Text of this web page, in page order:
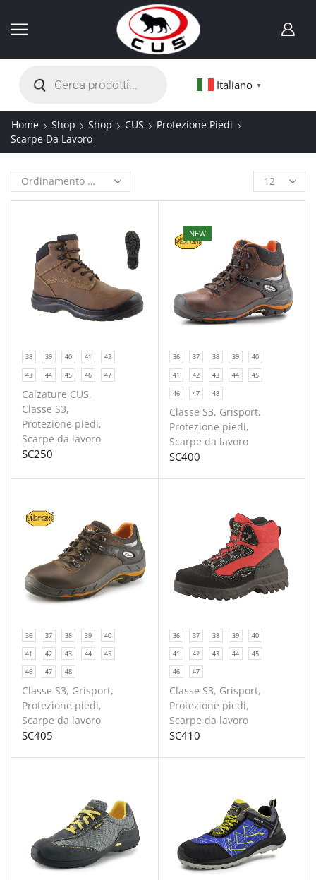
Italiano ▼
Home Shop Shop CUS
Protezione Piedi
Scarpe Da Lavoro
38 39 40 41
42
43
44 45 46 47
Calzature CUS,
Classe S3,
Protezione piedi,
Scarpe da lavoro
SC250
NEW
36 37 38 39
40
41
42 43 44
45
46
47 48
Classe S3, Grisport,
Protezione piedi,
Scarpe da lavoro
SC400
36 37 38 39
40
41
42 43 44
45
46
47 48
Classe S3, Grisport,
Protezione piedi,
Scarpe da lavoro
SC405
36 37 38 39
40
41
42 43 44
45
46
47
Classe S3, Grisport,
Protezione piedi,
Scarpe da lavoro
SC410